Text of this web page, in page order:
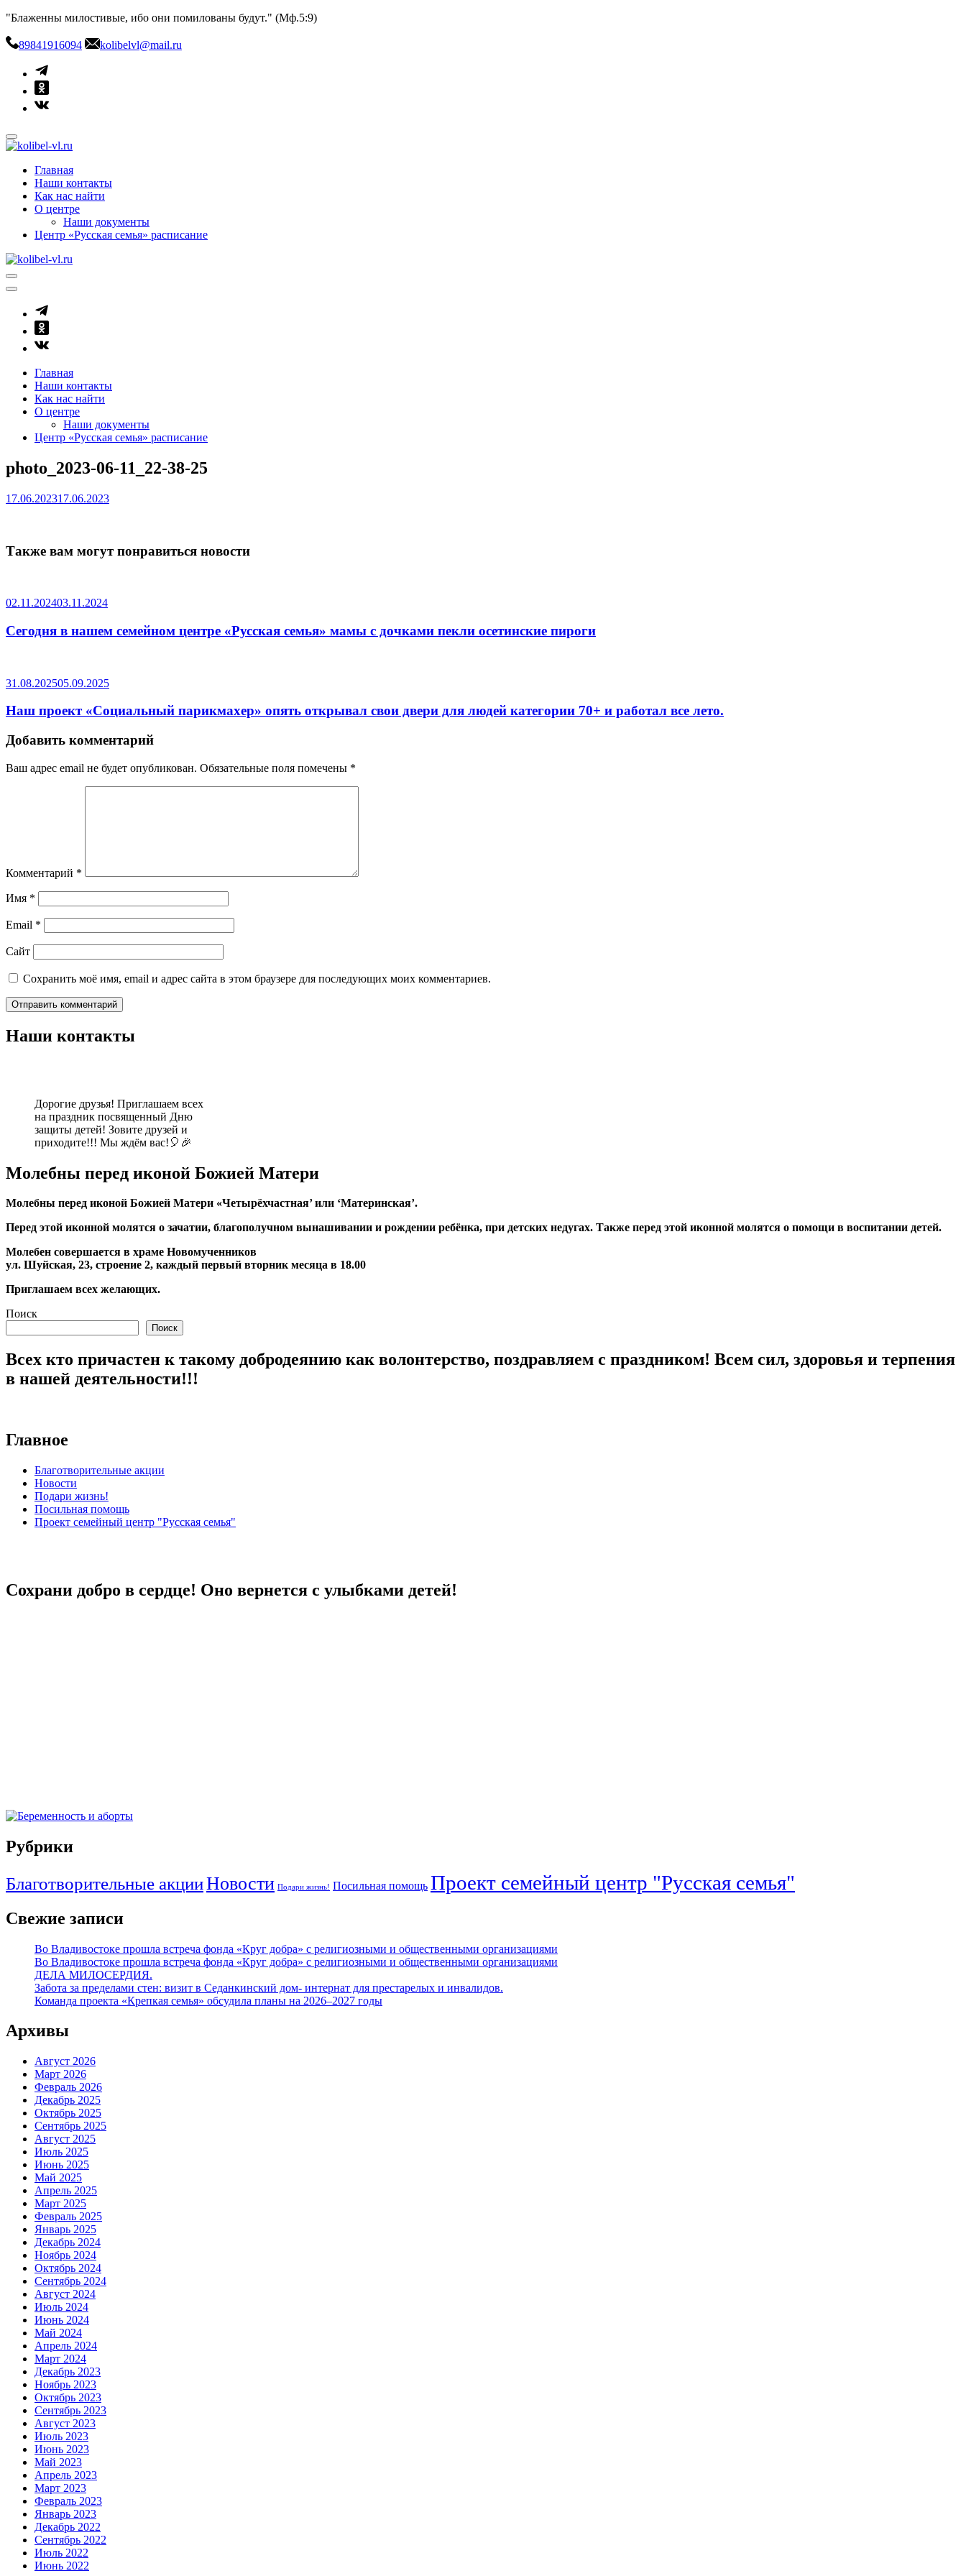
Skip
content
"Блаженны милостивые, ибо они помилованы будут." (Мф.5:9)
89841916094 kolibelvl@mail.ru
kolibel-vl.ru
Центр защиты семьи, материнства и детства
Главная
Наши контакты
Как нас найти
О центре
Наши документы
Центр «Русская семья» расписание
Главная
Наши контакты
Как нас найти
О центре
Наши документы
Центр «Русская семья» расписание
photo_2023-06-11_22-38-25
17.06.202317.06.2023
Также вам могут понравиться новости
02.11.202403.11.2024
Сегодня в нашем семейном центре «Русская семья» мамы с дочками пекли осетинские пироги
31.08.202505.09.2025
Наш проект «Социальный парикмахер» опять открывал свои двери для людей категории 70+ и работал все лето.
Добавить комментарий
Ваш адрес email не будет опубликован. Обязательные поля помечены *
Комментарий *
Имя *
Email *
Сайт
Сохранить моё имя, email и адрес сайта в этом браузере для последующих моих комментариев.
Наши контакты
Дорогие друзья! Приглашаем всех
на праздник посвященный Дню
защиты детей! Зовите друзей и
приходите!!! Мы ждём вас!🎈🎉
Молебны перед иконой Божией Матери
Молебны перед иконой Божией Матери «Четырёхчастная’ или ‘Материнская’.
Перед этой иконной молятся о зачатии, благополучном вынашивании и рождении ребёнка, при детских недугах. Также перед этой иконной молятся о помощи в воспитании детей.
Молебен совершается в храме Новомученников
ул. Шуйская, 23, строение 2, каждый первый вторник месяца в 18.00
Приглашаем всех желающих.
Поиск
Поиск
Всех кто причастен к такому добродеянию как волонтерство, поздравляем с праздником! Всем сил, здоровья и терпения
в нашей деятельности!!!
Главное
Благотворительные акции
Новости
Подари жизнь!
Посильная помощь
Проект семейный центр "Русская семья"
Сохрани добро в сердце! Оно вернется с улыбками детей!
Рубрики
Благотворительные акцииНовости Подари жизнь! Посильная помощь Проект семейный центр "Русская семья"
Свежие записи
Во Владивостоке прошла встреча фонда «Круг добра» с религиозными и общественными организациями
Во Владивостоке прошла встреча фонда «Круг добра» с религиозными и общественными организациями
ДЕЛА МИЛОСЕРДИЯ.
Забота за пределами стен: визит в Седанкинский дом- интернат для престарелых и инвалидов.
Команда проекта «Крепкая семья» обсудила планы на 2026–2027 годы
Архивы
Август 2026
Март 2026
Февраль 2026
Декабрь 2025
Октябрь 2025
Сентябрь 2025
Август 2025
Июль 2025
Июнь 2025
Май 2025
Апрель 2025
Март 2025
Февраль 2025
Январь 2025
Декабрь 2024
Ноябрь 2024
Октябрь 2024
Сентябрь 2024
Август 2024
Июль 2024
Июнь 2024
Май 2024
Апрель 2024
Март 2024
Декабрь 2023
Ноябрь 2023
Октябрь 2023
Сентябрь 2023
Август 2023
Июль 2023
Июнь 2023
Май 2023
Апрель 2023
Март 2023
Февраль 2023
Январь 2023
Декабрь 2022
Сентябрь 2022
Июль 2022
Июнь 2022